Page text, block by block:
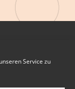
Service zu